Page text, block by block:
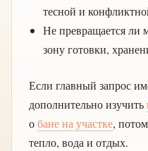
тесной и
Не превращается ли
зону готовки,
Если главный запрос
дополнительно изучить
обане на участке,
тепло, вода и отдых.